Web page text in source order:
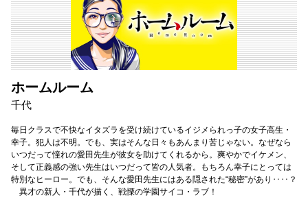
ホームルーム
千代
毎日クラスで不快なイタズラを受け続けているイジメられっ子の女子高生・
幸子。犯人は不明。でも、実はそんな日々もあんまり苦じゃない。なぜなら
いつだって憧れの愛田先生が彼女を助けてくれるから。爽やかでイケメン、
そして正義感の強い先生はいつだって皆の人気者。もちろん幸子にとっては
特別なヒーロー。でも、そんな愛田先生にはある隠された“秘密”があり‥‥？
異才の新人・千代が描く、戦慄の学園サイコ・ラブ！